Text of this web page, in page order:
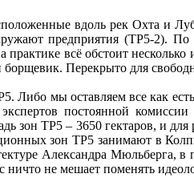
вдоль рек Охта и
предприятия (ТР5-2).
всё обстоит
Перекрыто для
Либо мы оставляем все как
постоянной
ТР5 – 3650 гектаров, и
зон ТР5 занимают в
Александра
ничто не мешает поменять